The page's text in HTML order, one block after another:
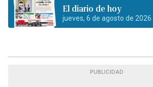
El diario de hoy
jueves, 6 de agosto de 2026
PUBLICIDAD